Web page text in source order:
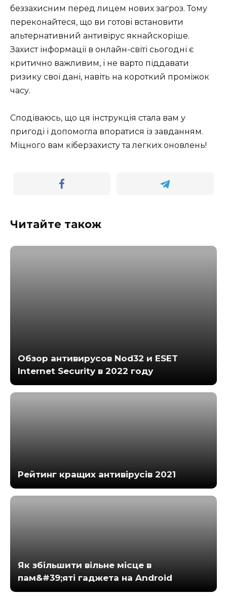
беззахисним перед лицем нових загроз. Тому
переконайтеся, що ви готові встановити
альтернативний антивірус якнайскоріше.
Захист інформації в онлайн-світі сьогодні є
критично важливим, і не варто піддавати
ризику свої дані, навіть на короткий проміжок
часу.
Сподіваюсь, що ця інструкція стала вам у
пригоді і допомогла впоратися із завданням.
Міцного вам кіберзахисту та легких оновлень!
Читайте також
Обзор антивирусов Nod32 и ESET
Internet Security в 2022 году
Рейтинг кращих антивірусів 2021
Як збільшити вільне місце в
пам&#39;яті гаджета на Android